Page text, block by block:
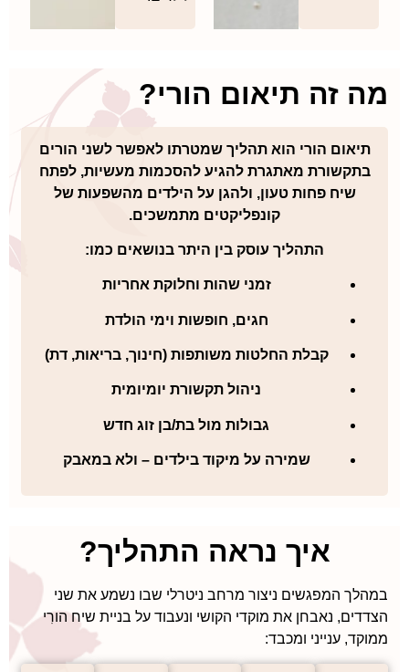
מה זה תיאום הורי?
תיאום הורי הוא תהליך שמטרתו לאפשר לשני הורים
בתקשורת מאתגרת להגיע להסכמות מעשיות, לפתח
שיח פחות טעון, ולהגן על הילדים מהשפעות של
קונפליקטים מתמשכים.
התהליך עוסק בין היתר בנושאים כמו:
זמני שהות וחלוקת אחריות
חגים, חופשות וימי הולדת
קבלת החלטות משותפות (חינוך, בריאות, דת)
ניהול תקשורת יומיומית
גבולות מול בת/בן זוג חדש
שמירה על מיקוד בילדים – ולא במאבק
איך נראה התהליך?
במהלך המפגשים ניצור מרחב ניטרלי שבו נשמע את שני
הצדדים, נאבחן את מוקדי הקושי ונעבוד על בניית שיח הורִי
ממוקד, ענייני ומכבד: